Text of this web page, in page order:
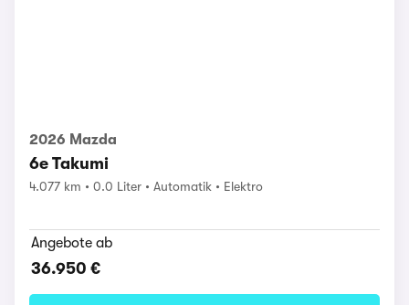
2026 Mazda
6e Takumi
4.077 km 0.0 Liter Automatik Elektro
Angebote ab
36.950 €